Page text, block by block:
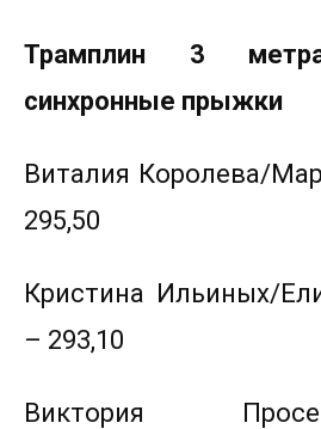
Трамплин 3
синхронные прыжки
Виталия Королева/
295,50
Кристина Ильиных/
– 293,10
Виктория